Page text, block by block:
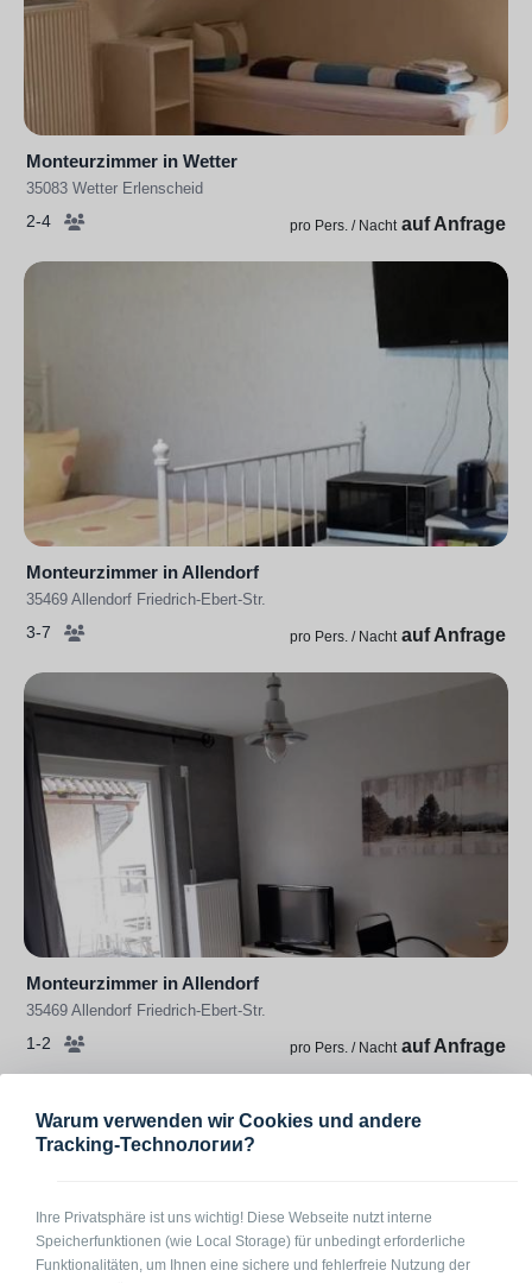
Monteurzimmer in Wetter
35083 Wetter Erlenscheid
2-4 pro Pers. / Nacht auf Anfrage
Monteurzimmer in Allendorf
35469 Allendorf Friedrich-Ebert-Str.
3-7 pro Pers. / Nacht auf Anfrage
Monteurzimmer in Allendorf
35469 Allendorf Friedrich-Ebert-Str.
1-2 pro Pers. / Nacht auf Anfrage
Warum verwenden wir Cookies und andere
Tracking-Technологии?
Ihre Privatsphäre ist uns wichtig! Diese Webseite nutzt interne
Speicherfunktionen (wie Local Storage) für unbedingt erforderliche
Funktionalitäten, um Ihnen eine sichere und fehlerfreie Nutzung der